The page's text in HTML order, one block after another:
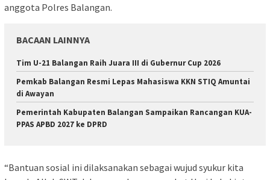
anggota Polres Balangan.
BACAAN LAINNYA
Tim U-21 Balangan Raih Juara III di Gubernur Cup 2026
Pemkab Balangan Resmi Lepas Mahasiswa KKN STIQ Amuntai
di Awayan
Pemerintah Kabupaten Balangan Sampaikan Rancangan KUA-
PPAS APBD 2027 ke DPRD
“Bantuan sosial ini dilaksanakan sebagai wujud syukur kita